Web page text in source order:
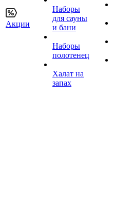
Акции
Наборы
для сауны
и бани
Наборы
полотенец
Халат на
запах